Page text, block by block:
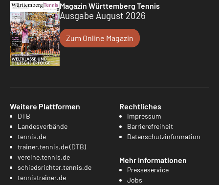
Magazin Württemberg Tennis
Ausgabe August 2026
Zum Online Magazin
Weitere Plattformen
DTB
Landesverbände
tennis.de
trainer.tennis.de (DTB)
vereine.tennis.de
schiedsrichter.tennis.de
tennistrainer.de
Rechtliches
Impressum
Barrierefreiheit
Datenschutzinformation
Mehr Informationen
Presseservice
Jobs